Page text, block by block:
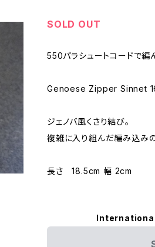
SOLD OUT
550パラシュートコードで編
Genoese Zipper Sinnet
ジェノバ風くさり結び。
複雑に入り組んだ編み込みの
長さ 18.5cm 幅 2cm